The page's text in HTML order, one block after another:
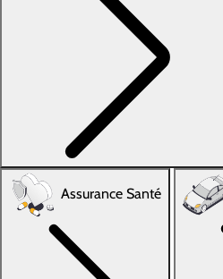
Assurance Santé